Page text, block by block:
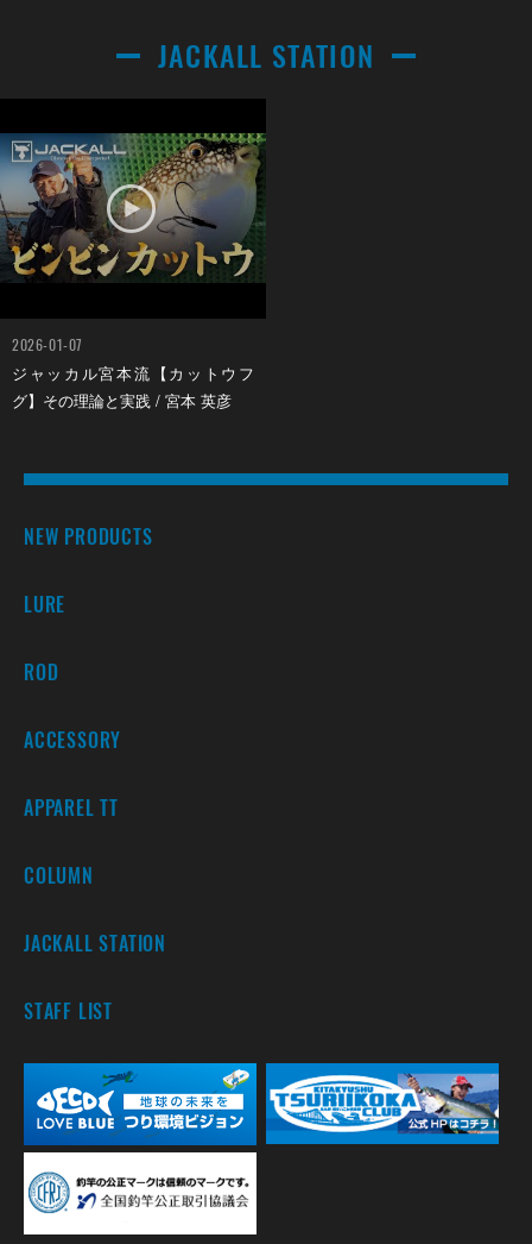
JACKALL STATION
2026-01-07
ジャッカル宮本流【カットウフ
グ】その理論と実践 / 宮本 英彦
NEW PRODUCTS
LURE
ROD
ACCESSORY
APPAREL TT
COLUMN
JACKALL STATION
STAFF LIST